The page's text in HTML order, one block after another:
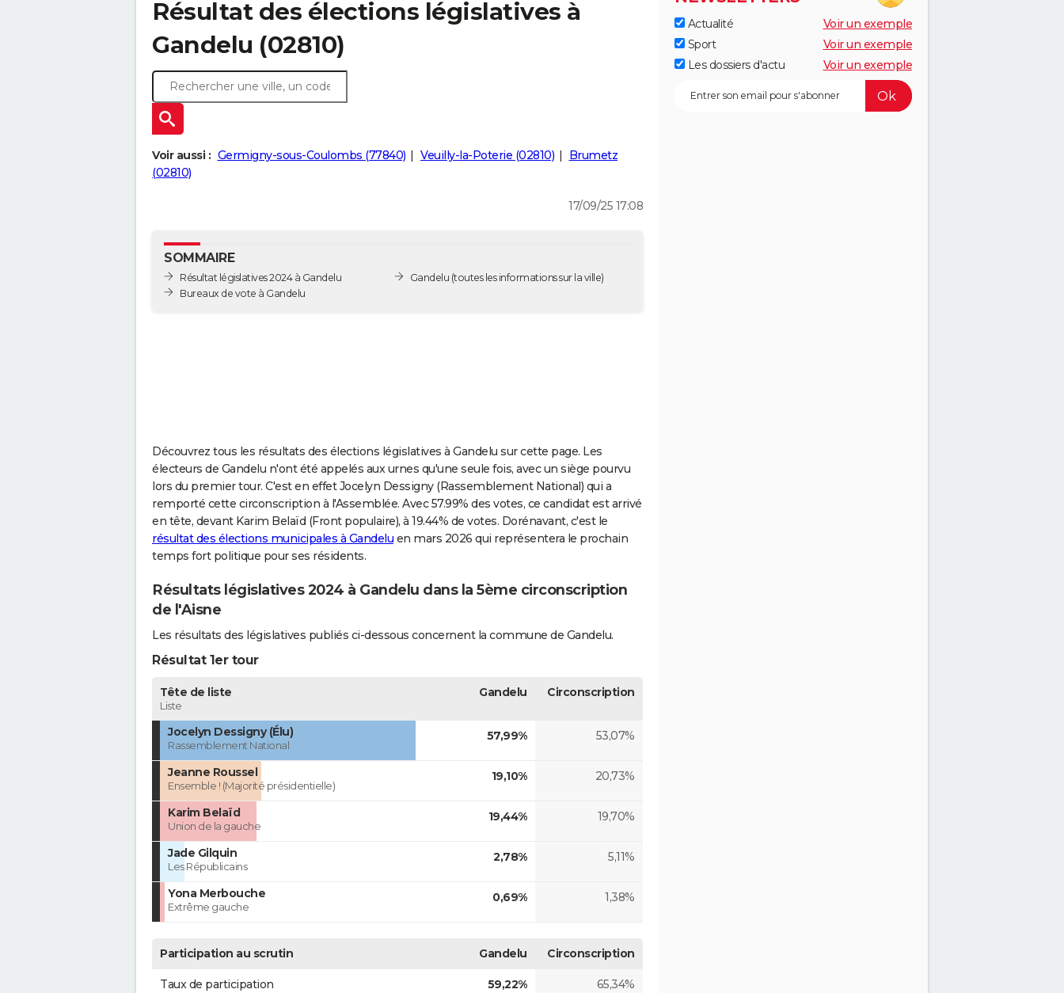
Résultat des élections législatives à
Gandelu (02810)
Voir aussi : Germigny-sous-Coulombs (77840) Veuilly-la-Poterie (02810)
Brumetz
(02810)
17/09/25 17:08
SOMMAIRE
Résultat législatives 2024 à Gandelu
Bureaux de vote à Gandelu
Gandelu (toutes les informations sur la ville)
Découvrez tous les résultats des élections législatives à Gandelu sur cette page. Les
électeurs de Gandelu n'ont été appelés aux urnes qu'une seule fois, avec un siège pourvu
lors du premier tour. C'est en effet Jocelyn Dessigny (Rassemblement National) qui a
remporté cette circonscription à l'Assemblée. Avec 57.99% des votes, ce candidat est arrivé
en tête, devant Karim Belaïd (Front populaire), à 19.44% de votes. Dorénavant, c'est le
résultat des élections municipales à Gandelu en mars 2026 qui représentera le prochain
temps fort politique pour ses résidents.
Résultats législatives 2024 à Gandelu dans la 5ème circonscription
de l'Aisne
Les résultats des législatives publiés ci-dessous concernent la commune de Gandelu.
Résultat 1er tour
Tête de liste
Liste
Gandelu Circonscription
Jocelyn Dessigny (Élu)
Rassemblement National
57,99% 53,07%
Jeanne Roussel
Ensemble ! (Majorité présidentielle)
19,10% 20,73%
Karim Belaïd
Union de la gauche
19,44% 19,70%
Jade Gilquin
Les Républicains
2,78% 5,11%
Yona Merbouche
Extrême gauche
0,69% 1,38%
Participation au scrutin Gandelu Circonscription
Taux de participation 59,22% 65,34%
Actualité
Voir un exemple
Sport
Voir un exemple
Les dossiers d'actu
Voir un exemple